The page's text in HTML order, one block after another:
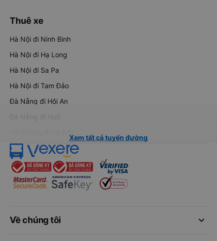
Thuê xe
Hà Nội đi Ninh Bình
Hà Nội đi Hạ Long
Hà Nội đi Sa Pa
Hà Nội đi Tam Đảo
Đà Nẵng đi Hội An
Đà Nẵng đi Huế
Xem tất cả tuyến đường
keyboard_arrow_down
Về chúng tôi